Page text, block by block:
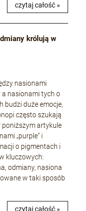
czytaj całość »
królują w
nasionami
nasionami tych o
budzi duże emocje,
często szukają
poniższym artykule
„purple” i
o pigmentach i
kluczowych:
odmiany, nasiona
w taki sposób
czytaj całość »